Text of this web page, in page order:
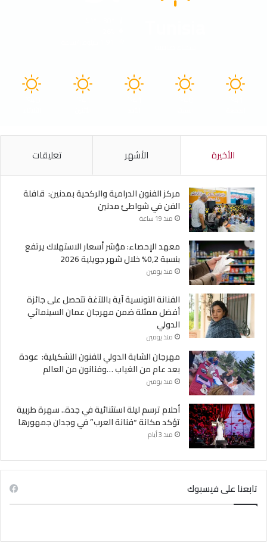
الأخيرة الأشهر تعليقات
مركز الفنون الدرامية والركحية بمدنين: قافلة
الفن في شواطئ مدنين
منذ 19 ساعة
معهد الإحصاء: مؤشر أسعار الاستهلاك يرتفع
بنسبة 0,2% خلال شهر جويلية 2026
منذ يومين
الفنانة التونسية آية باللآغة تتحصل على جائزة
أفضل ممثلة ضمن مهرجان عمان السينمائي
الدولي
منذ يومين
مهرجان الشابة الدولي للفنون التشكيلية: عودة
بعد عام من الغياب …وفنانون من العالم
منذ يومين
أحلام ترسم ليلة استثنائية في جدة.. سهرة طربية
تؤكد مكانة “فنانة العرب” في وجدان جمهورها
منذ 3 أيام
تابعنا على فيسبوك